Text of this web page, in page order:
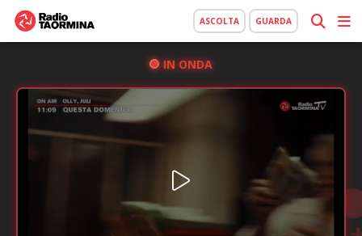
ASCOLTA GUARDA
IN ONDA